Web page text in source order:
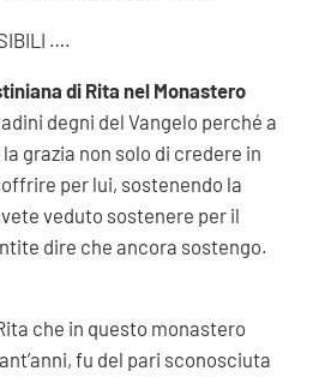
….
di Rita nel Monastero
degni del Vangelo perché a
grazia non solo di credere in
per lui, sostenendo la
veduto sostenere per il
dire che ancora sostengo.
che in questo monastero
fu del pari sconosciuta